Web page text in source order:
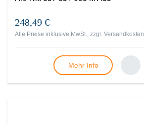
248,49 €
Alle Preise inklusive MwSt., zzgl. Versandkosten
Mehr Info